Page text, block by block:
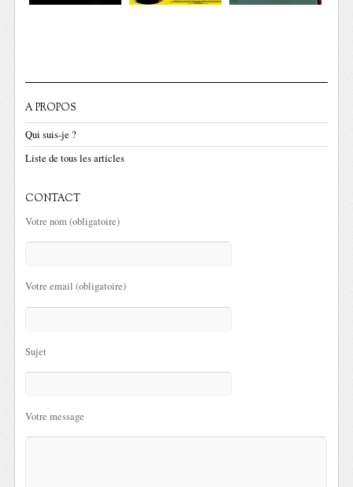
A PROPOS
Qui suis-je ?
Liste de tous les articles
CONTACT
Votre nom (obligatoire)
Votre email (obligatoire)
Sujet
Votre message